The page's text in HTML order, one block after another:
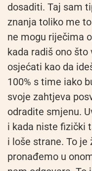
dosaditi. Taj sam
znanja toliko me
ne mogu riječima
kada radiš ono
osjećati kao da
100% s time iako
svoje zahtjeva
odradite smjenu.
i kada niste fizički
i loše strane. To je
pronađemo u